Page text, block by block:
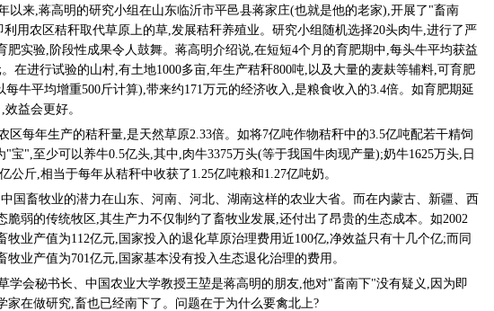
以来,蒋高明的研究小组在山东临沂市平邑县蒋家庄(也就是他的老家),开展了"畜南
利用农区秸秆取代草原上的草,发展秸秆养殖业。研究小组随机选择20头肉牛,进行了严
肥实验,阶段性成果令人鼓舞。蒋高明介绍说,在短短4个月的育肥期中,每头牛平均获益
在进行试验的山村,有土地1000多亩,年生产秸秆800吨,以及大量的麦麸等辅料,可育肥
每牛平均增重500斤计算),带来约171万元的经济收入,是粮食收入的3.4倍。如育肥期延
益会更好。
区每年生产的秸秆量,是天然草原2.33倍。如将7亿吨作物秸秆中的3.5亿吨配若干精饲
"宝",至少可以养牛0.5亿头,其中,肉牛3375万头(等于我国牛肉现产量);奶牛1625万头,日
公斤,相当于每年从秸秆中收获了1.25亿吨粮和1.27亿吨奶。
国畜牧业的潜力在山东、河南、河北、湖南这样的农业大省。而在内蒙古、新疆、西
脆弱的传统牧区,其生产力不仅制约了畜牧业发展,还付出了昂贵的生态成本。如2002
牧业产值为112亿元,国家投入的退化草原治理费用近100亿,净效益只有十几个亿;而同
牧业产值为701亿元,国家基本没有投入生态退化治理的费用。
学会秘书长、中国农业大学教授王堃是蒋高明的朋友,他对"畜南下"没有疑义,因为即
家在做研究,畜也已经南下了。问题在于为什么要禽北上?